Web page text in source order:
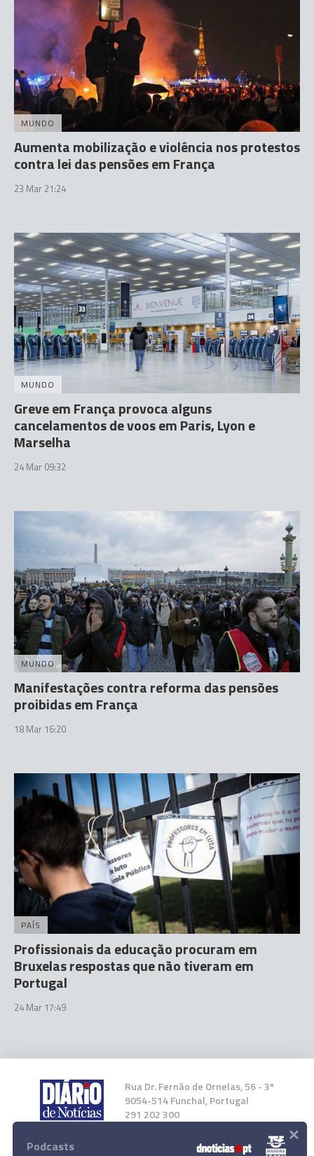
MUNDO
Aumenta mobilização e violência nos protestos
contra lei das pensões em França
23 Mar 21:24
MUNDO
Greve em França provoca alguns
cancelamentos de voos em Paris, Lyon e
Marselha
24 Mar 09:32
MUNDO
Manifestações contra reforma das pensões
proibidas em França
18 Mar 16:20
PAÍS
Profissionais da educação procuram em
Bruxelas respostas que não tiveram em
Portugal
24 Mar 17:49
Rua Dr. Fernão de Ornelas, 56 - 3º
9054-514 Funchal, Portugal
291 202 300
Instale a nossa App
Podcasts ×